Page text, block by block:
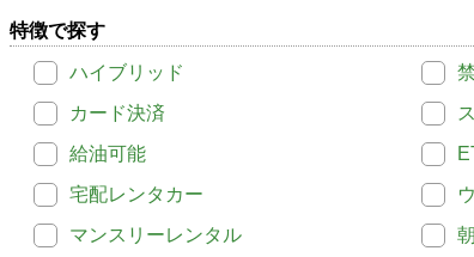
特徴で探す
ハイブリッド
カード決済
給油可能
宅配レンタカー
マンスリーレンタル